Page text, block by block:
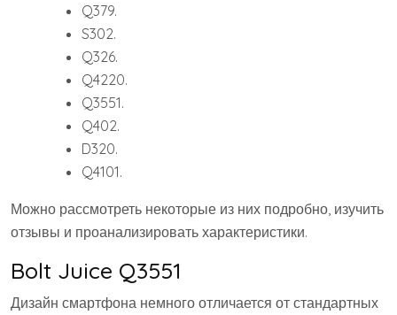
Q379.
S302.
Q326.
Q4220.
Q3551.
Q402.
D320.
Q4101.
Можно рассмотреть некоторые из них подробно, изучить
отзывы и проанализировать характеристики.
Bolt Juice Q3551
Дизайн смартфона немного отличается от стандартных